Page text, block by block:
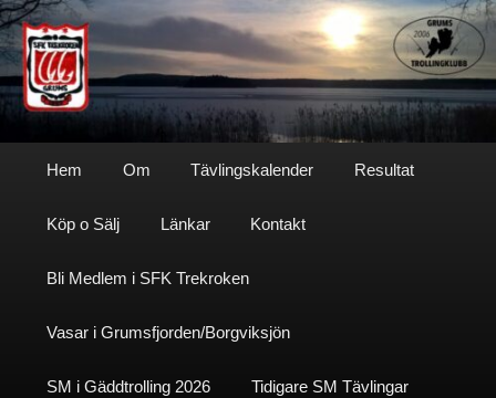
Hoppa
till
primärt
innehållSfktrekroken
Hem Om Tävlingskalender Resultat
Köp o Sälj Länkar Kontakt
Bli Medlem i SFK Trekroken
Vasar i Grumsfjorden/Borgviksjön
SM i Gäddtrolling 2026 Tidigare SM Tävlingar